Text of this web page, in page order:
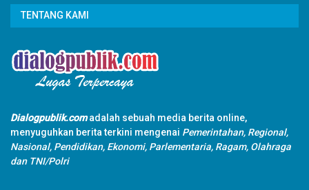
TENTANG KAMI
Dialogpublik.comadalah sebuah media berita online,
menyuguhkan berita terkini mengenai Pemerintahan, Regional,
Nasional, Pendidikan, Ekonomi, Parlementaria, Ragam, Olahraga
dan TNI/Polri